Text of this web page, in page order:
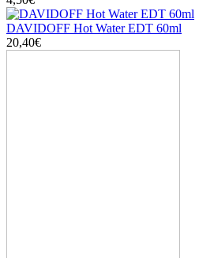
DAVIDOFF Hot Water EDT 60ml
20,40€